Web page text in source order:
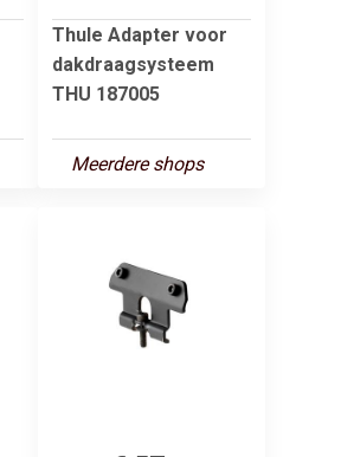
Thule Adapter voor
dakdraagsysteem
THU 187005
Meerdere shops